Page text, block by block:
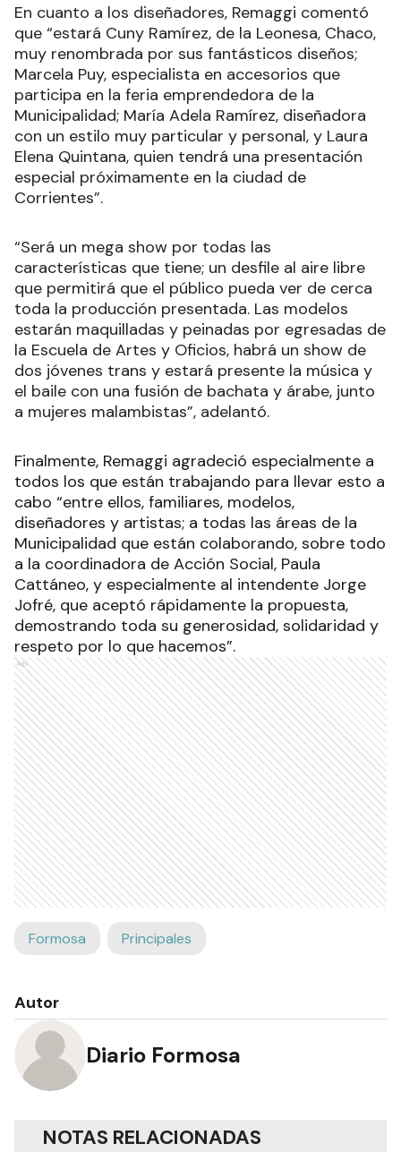
En cuanto a los diseñadores, Remaggi comentó
que “estará Cuny Ramírez, de la Leonesa, Chaco,
muy renombrada por sus fantásticos diseños;
Marcela Puy, especialista en accesorios que
participa en la feria emprendedora de la
Municipalidad; María Adela Ramírez, diseñadora
con un estilo muy particular y personal, y Laura
Elena Quintana, quien tendrá una presentación
especial próximamente en la ciudad de
Corrientes”.
“Será un mega show por todas las
características que tiene; un desfile al aire libre
que permitirá que el público pueda ver de cerca
toda la producción presentada. Las modelos
estarán maquilladas y peinadas por egresadas de
la Escuela de Artes y Oficios, habrá un show de
dos jóvenes trans y estará presente la música y
el baile con una fusión de bachata y árabe, junto
a mujeres malambistas”, adelantó.
Finalmente, Remaggi agradeció especialmente a
todos los que están trabajando para llevar esto a
cabo “entre ellos, familiares, modelos,
diseñadores y artistas; a todas las áreas de la
Municipalidad que están colaborando, sobre todo
a la coordinadora de Acción Social, Paula
Cattáneo, y especialmente al intendente Jorge
Jofré, que aceptó rápidamente la propuesta,
demostrando toda su generosidad, solidaridad y
respeto por lo que hacemos”.
Ads
Formosa Principales
Autor
Diario Formosa
NOTAS RELACIONADAS